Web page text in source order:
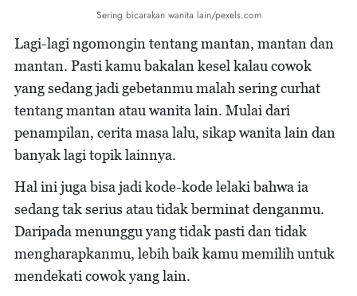
Sering bicarakan wanita lain/pexels.com
Lagi-lagi ngomongin tentang mantan, mantan dan
mantan. Pasti kamu bakalan kesel kalau cowok
yang sedang jadi gebetanmu malah sering curhat
tentang mantan atau wanita lain. Mulai dari
penampilan, cerita masa lalu, sikap wanita lain dan
banyak lagi topik lainnya.
Hal ini juga bisa jadi kode-kode lelaki bahwa ia
sedang tak serius atau tidak berminat denganmu.
Daripada menunggu yang tidak pasti dan tidak
mengharapkanmu, lebih baik kamu memilih untuk
mendekati cowok yang lain.